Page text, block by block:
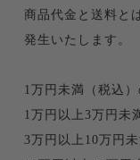
商品代金と送料と
発生いたします。
1万円未満（税込）
1万円以上3万円未
3万円以上10万円